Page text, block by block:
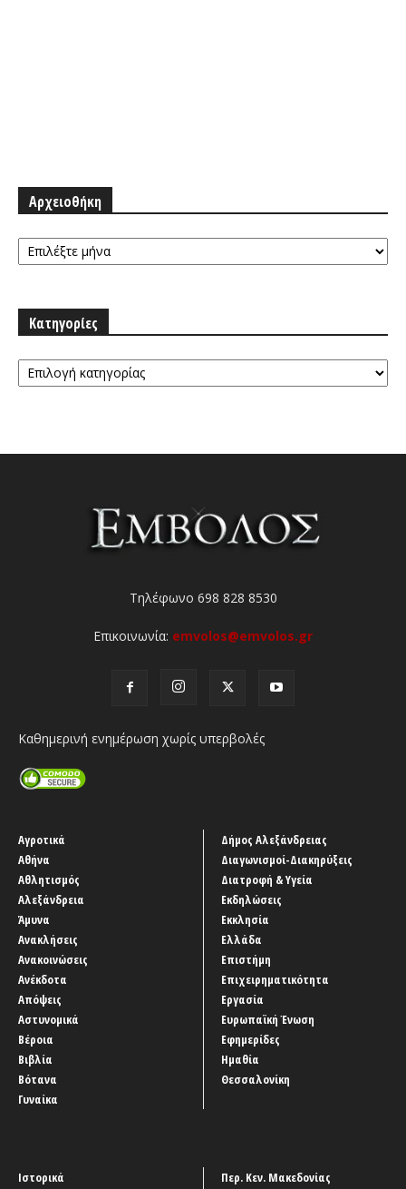
Αρχειοθήκη
Αρχειοθήκη
Κατηγορίες
Κατηγορίες
Τηλέφωνο 698 828 8530
Επικοινωνία: emvolos@emvolos.gr
Καθημερινή ενημέρωση χωρίς υπερβολές
Αγροτικά
Αθήνα
Αθλητισμός
Αλεξάνδρεια
Άμυνα
Ανακλήσεις
Ανακοινώσεις
Ανέκδοτα
Απόψεις
Αστυνομικά
Βέροια
Βιβλία
Βότανα
Γυναίκα
Δήμος Αλεξάνδρειας
Διαγωνισμοί-Διακηρύξεις
Διατροφή & Υγεία
Εκδηλώσεις
Εκκλησία
Ελλάδα
Επιστήμη
Επιχειρηματικότητα
Εργασία
Ευρωπαϊκή Ένωση
Εφημερίδες
Ημαθία
Θεσσαλονίκη
Ιστορικά
Περ. Κεν. Μακεδονίας